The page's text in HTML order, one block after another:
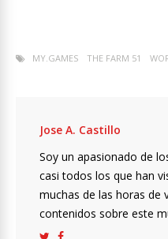
MY.GAMES THE FARM 51
Jose A. Castillo
Soy un apasionado de
casi todos los que han
muchas de las horas de
contenidos sobre este